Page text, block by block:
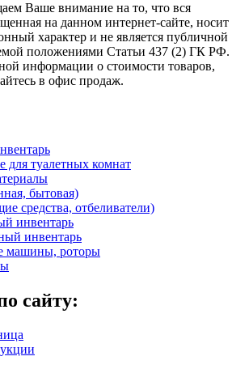
Ваше внимание на то, что вся
на данном интернет-сайте, носит
характер и не является публичной
положениями Статьи 437 (2) ГК РФ.
информации о стоимости товаров,
в офис продаж.
для туалетных комнат
бытовая)
средства, отбеливатели)
инвентарь
инвентарь
машины, роторы
сайту: